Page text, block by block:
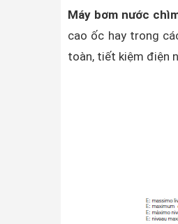
Máy bơm nước
cao ốc hay trong
toàn, tiết kiệm điện